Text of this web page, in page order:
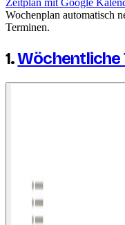
Wochenplan automatisch
Terminen.
1.Wöchentliche